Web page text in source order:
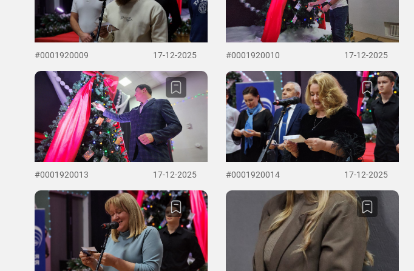
#0001920009 17-12-2025 #0001920010 17-12-2025
#0001920013 17-12-2025 #0001920014 17-12-2025